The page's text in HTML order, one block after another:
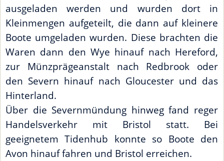
ausgeladen werden und wurden dort in
Kleinmengen aufgeteilt, die dann auf kleinere
Boote umgeladen wurden. Diese brachten die
Waren dann den Wye hinauf nach Hereford,
zur Münzprägeanstalt nach Redbrook oder
den Severn hinauf nach Gloucester und das
Hinterland.
Über die Severnmündung hinweg fand reger
Handelsverkehr mit Bristol statt. Bei
geeignetem Tidenhub konnte so Boote den
Avon hinauf fahren und Bristol erreichen.